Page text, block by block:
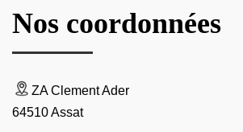
Nos coordonnées
ZA Clement Ader
64510 Assat